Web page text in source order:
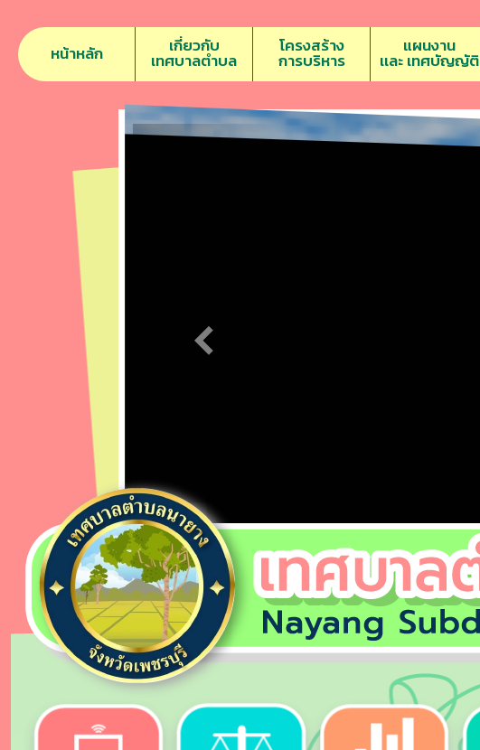
หน้าหลัก เกี่ยวกับ
เทศบาลตำบล
โครงสร้าง
การบริหาร
แผนงาน
เเละ เทศบัญญัติ